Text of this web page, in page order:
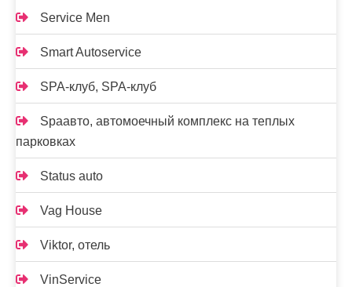
Service Men
Smart Autoservice
SPA-клуб, SPA-клуб
Spaавто, автомоечный комплекс на теплых
парковках
Status auto
Vag House
Viktor, отель
VinService